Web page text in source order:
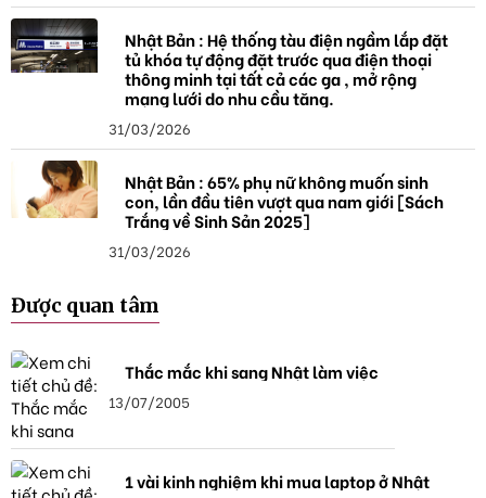
Nhật Bản : Hệ thống tàu điện ngầm lắp đặt
tủ khóa tự động đặt trước qua điện thoại
thông minh tại tất cả các ga , mở rộng
mạng lưới do nhu cầu tăng.
31/03/2026
Nhật Bản : 65% phụ nữ không muốn sinh
con, lần đầu tiên vượt qua nam giới [Sách
Trắng về Sinh Sản 2025]
31/03/2026
Được quan tâm
Thắc mắc khi sang Nhật làm việc
13/07/2005
1 vài kinh nghiệm khi mua laptop ở Nhật